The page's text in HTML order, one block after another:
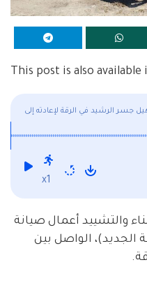
This post is also available
جسر الرشيد في الرقة لإعادته إلى
x1
والتشييد أعمال صيانة
الجديد)، الواصل بين